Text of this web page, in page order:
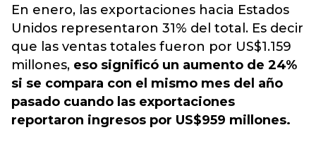
En enero, las exportaciones hacia Estados
Unidos representaron 31% del total. Es decir
que las ventas totales fueron por US$1.159
millones, eso significó un aumento de 24%
si se compara con el mismo mes del año
pasado cuando las exportaciones
reportaron ingresos por US$959 millones.